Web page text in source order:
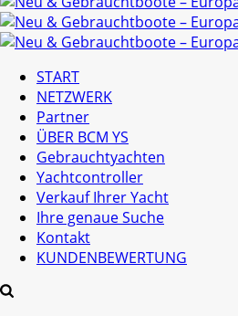
START
NETZWERK
Partner
ÜBER BCM YS
Gebrauchtyachten
Yachtcontroller
Verkauf Ihrer Yacht
Ihre genaue Suche
Kontakt
KUNDENBEWERTUNG